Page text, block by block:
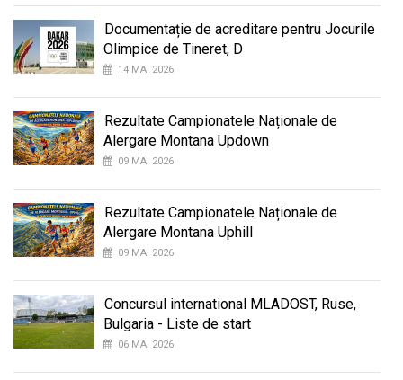
Documentație de acreditare pentru Jocurile
Olimpice de Tineret, D
14 MAI 2026
Rezultate Campionatele Naționale de
Alergare Montana Updown
09 MAI 2026
Rezultate Campionatele Naționale de
Alergare Montana Uphill
09 MAI 2026
Concursul international MLADOST, Ruse,
Bulgaria - Liste de start
06 MAI 2026